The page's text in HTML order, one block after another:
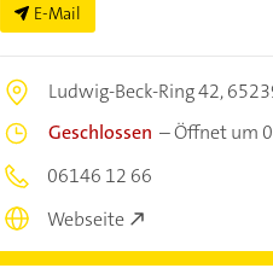
E-Mail
Ludwig-Beck-Ring 42,
Geschlossen –Öffnet um
06146 12 66
Webseite